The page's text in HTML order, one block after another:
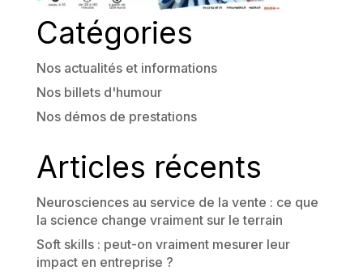
Catégories
Nos actualités et informations
Nos billets d'humour
Nos démos de prestations
Articles récents
Neurosciences au service de la vente : ce que
la science change vraiment sur le terrain
Soft skills : peut-on vraiment mesurer leur
impact en entreprise ?